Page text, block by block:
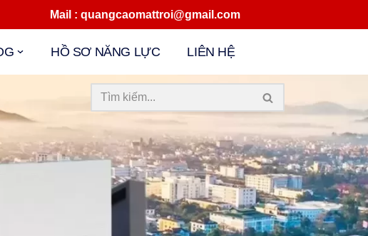
: quangcaomattroi@gmail.com
HỒ SƠ NĂNG LỰC LIÊN HỆ